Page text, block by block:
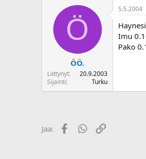
Ö
ÖÖ.
Liittynyt
20.9.2003
Sijainti
Turku
5.5.2004
Imu
Pako
Jaa: FacebookWhatsApp
Linkki